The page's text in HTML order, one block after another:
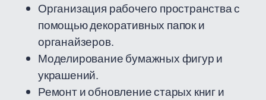
Организация рабочего пространства с
помощью декоративных папок и
органайзеров.
Моделирование бумажных фигур и
украшений.
Ремонт и обновление старых книг и